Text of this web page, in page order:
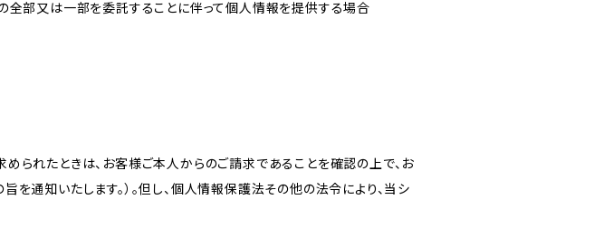
全部又は一部を委託することに伴って個人情報を提供する場合
られたときは、お客様ご本人からのご請求であることを確認の上で、お
通知いたします。）。但し、個人情報保護法その他の法令により、当シ